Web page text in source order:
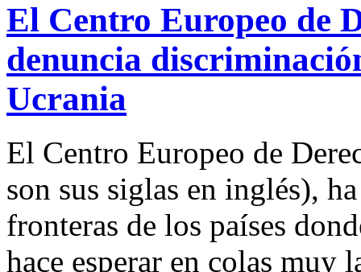
El Centro Europeo de
denuncia
Ucrania
El Centro Europeo de
son sus siglas en inglés),
fronteras de los países
hace esperar en colas muy